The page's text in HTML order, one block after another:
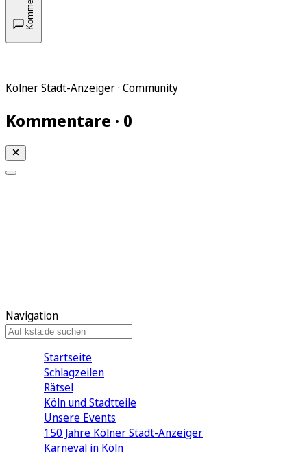
Kölner Stadt-Anzeiger · Community
Kommentare · 0
Navigation
Startseite
Schlagzeilen
Rätsel
Köln und Stadtteile
Unsere Events
150 Jahre Kölner Stadt-Anzeiger
Karneval in Köln